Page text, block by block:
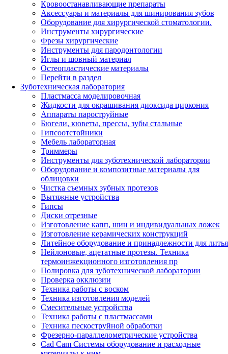
Кровоостанавливающие препараты
Аксессуары и материалы для шинирования зубов
Оборудование для хирургической стоматологии.
Инструменты хирургические
Фрезы хирургические
Инструменты для пародонтологии
Иглы и шовный материал
Остеопластические материалы
Перейти в раздел
Зуботехническая лаборатория
Пластмасса моделировочная
Жидкости для окрашивания диоксида циркония
Аппараты пароструйные
Бюгели, кюветы, прессы, зубы стальные
Гипсоотстойники
Мебель лабораторная
Триммеры
Инструменты для зуботехнической лаборатории
Оборудование и композитные материалы для
облицовки
Чистка съемных зубных протезов
Вытяжные устройства
Гипсы
Диски отрезные
Изготовление капп, шин и индивидуальных ложек
Изготовление керамических конструкций
Литейное оборудование и принадлежности для литья
Нейлоновые, ацетатные протезы. Техника
термоинжекционного изготовления пр
Полировка для зуботехнической лаборатории
Проверка окклюзии
Техника работы с воском
Техника изготовления моделей
Смесительные устройства
Техника работы с пластмассами
Техника пескоструйной обработки
Фрезерно-параллелометрические устройства
Cad Cam Системы оборудование и расходные